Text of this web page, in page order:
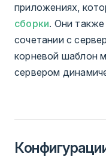
приложениях,
сборки. Они также
сочетании с
корневой шаблон
сервером